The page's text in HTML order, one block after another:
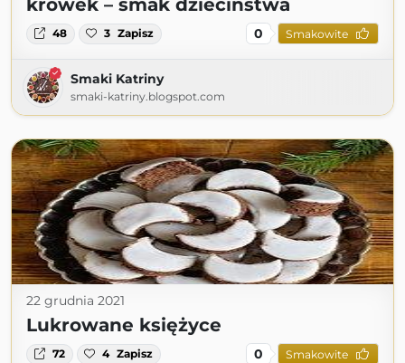
krówek – smak dzieciństwa
48 3 Zapisz 0 Smakowite
Smaki Katriny
smaki-katriny.blogspot.com
22 grudnia 2021
Lukrowane księżyce
72 4 Zapisz 0 Smakowite